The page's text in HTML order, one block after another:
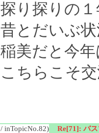
探り探りの
昔とだいぶ
稲美だと今
こちらこそ
/ inTopicNo.82) Re[71]: バ